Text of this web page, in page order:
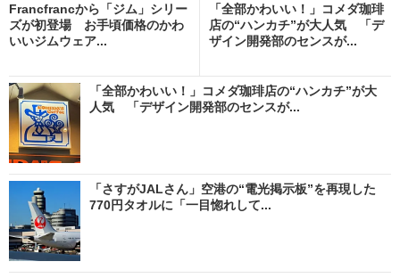
Francfrancから「ジム」シリー
ズが初登場 お手頃価格のかわ
いいジムウェア...
「全部かわいい！」コメダ珈琲
店の“ハンカチ”が大人気 「デ
ザイン開発部のセンスが...
「全部かわいい！」コメダ珈琲店の“ハンカチ”が大
人気 「デザイン開発部のセンスが...
「さすがJALさん」空港の“電光掲示板”を再現した
770円タオルに「一目惚れして...